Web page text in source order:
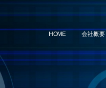
HOME 会社概要